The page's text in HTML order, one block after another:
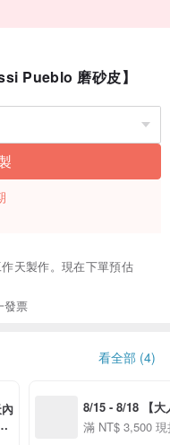
Pueblo 磨砂皮】
天製作。現在下單預估
發票
看全部 (4)
8/15 - 8/18 【大
季】滿
滿 NT$ 3,500